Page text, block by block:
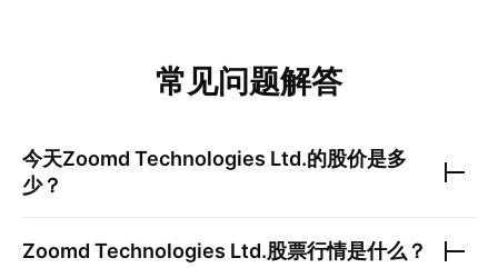
常见问题解答
今天Zoomd Technologies Ltd.的股价是多
少？
Zoomd Technologies Ltd.股票行情是什么？